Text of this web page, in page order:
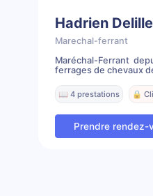
Hadrien Delille
Marechal-ferrant
Maréchal-Ferrant
ferrages de chevaux
📖 4 prestations 🔒
Prendre rendez-